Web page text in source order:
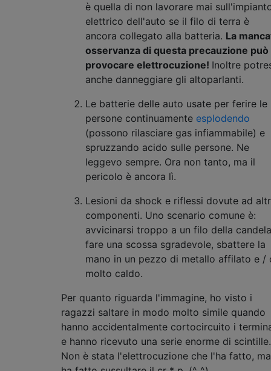
è quella di non lavorare mai
elettrico dell'auto se il filo di terra è
ancora collegato alla batteria. La
osservanza di questa precauzione può
provocare elettrocuzione! Inoltre
anche danneggiare gli altoparlanti.
Le batterie delle auto usate per ferire le
persone continuamente esplodendo
(possono rilasciare gas infiammabile) e
spruzzando acido sulle persone. Ne
leggevo sempre. Ora non tanto, ma il
pericolo è ancora lì.
Lesioni da shock e riflessi dovute ad
componenti. Uno scenario comune è:
avvicinarsi troppo a un filo della
fare una scossa sgradevole, sbattere la
mano in un pezzo di metallo affilato e /
molto caldo.
Per quanto riguarda l'immagine, ho visto i
ragazzi saltare in modo molto simile quando
hanno accidentalmente cortocircuito i
e hanno ricevuto una serie enorme di scintille.
Non è stata l'elettrocuzione che l'ha fatto, ma